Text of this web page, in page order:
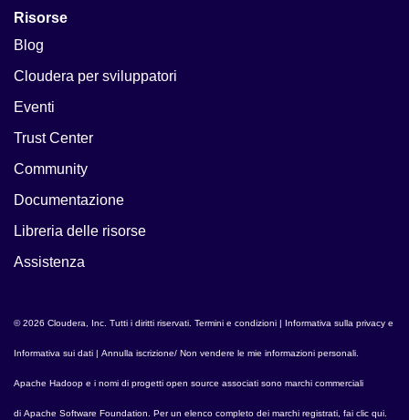
Risorse
Blog
Cloudera per sviluppatori
Eventi
Trust Center
Community
Documentazione
Libreria delle risorse
Assistenza
© 2026 Cloudera, Inc. Tutti i diritti riservati. Termini e condizioni | Informativa sulla privacy e
Informativa sui dati | Annulla iscrizione/ Non vendere le mie informazioni personali
Apache Hadoop e i nomi di progetti open source associati sono marchi commerciali
di Apache Software Foundation . Per un elenco completo dei marchi registrati, fai clic qui